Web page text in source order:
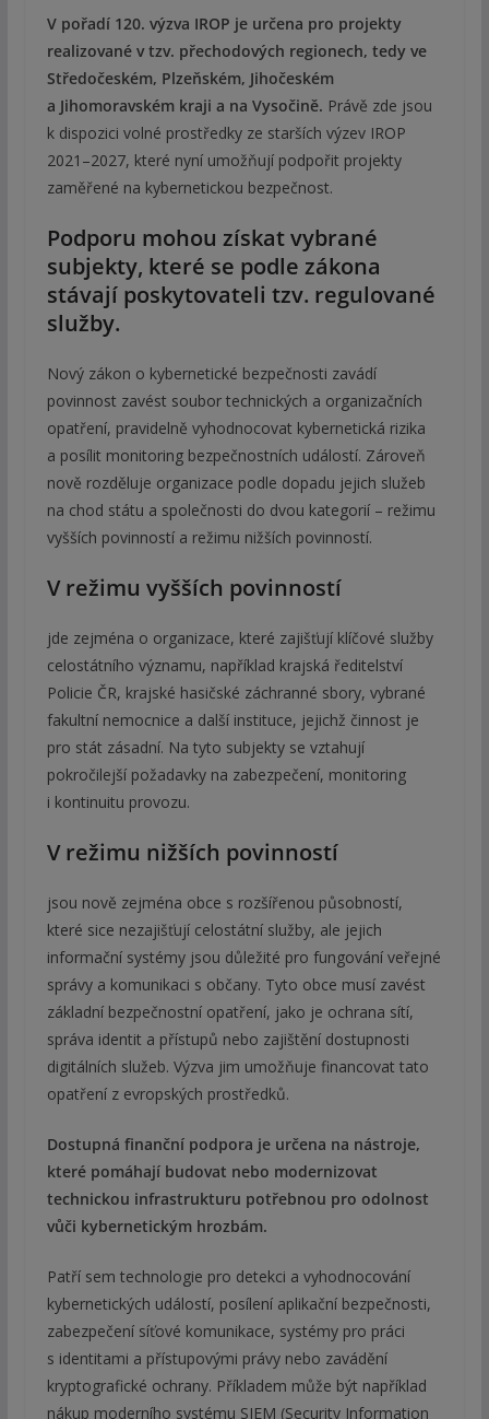
V pořadí 120. výzva IROP je určena pro projekty
realizované v tzv. přechodových regionech, tedy ve
Středočeském, Plzeňském, Jihočeském
a Jihomoravském kraji a na Vysočině. Právě zde jsou
k dispozici volné prostředky ze starších výzev IROP
2021–2027, které nyní umožňují podpořit projekty
zaměřené na kybernetickou bezpečnost.
Podporu mohou získat vybrané
subjekty, které se podle zákona
stávají poskytovateli tzv. regulované
služby.
Nový zákon o kybernetické bezpečnosti zavádí
povinnost zavést soubor technických a organizačních
opatření, pravidelně vyhodnocovat kybernetická rizika
a posílit monitoring bezpečnostních událostí. Zároveň
nově rozděluje organizace podle dopadu jejich služeb
na chod státu a společnosti do dvou kategorií – režimu
vyšších povinností a režimu nižších povinností.
V režimu vyšších povinností
jde zejména o organizace, které zajišťují klíčové služby
celostátního významu, například krajská ředitelství
Policie ČR, krajské hasičské záchranné sbory, vybrané
fakultní nemocnice a další instituce, jejichž činnost je
pro stát zásadní. Na tyto subjekty se vztahují
pokročilejší požadavky na zabezpečení, monitoring
i kontinuitu provozu.
V režimu nižších povinností
jsou nově zejména obce s rozšířenou působností,
které sice nezajišťují celostátní služby, ale jejich
informační systémy jsou důležité pro fungování veřejné
správy a komunikaci s občany. Tyto obce musí zavést
základní bezpečnostní opatření, jako je ochrana sítí,
správa identit a přístupů nebo zajištění dostupnosti
digitálních služeb. Výzva jim umožňuje financovat tato
opatření z evropských prostředků.
Dostupná finanční podpora je určena na nástroje,
které pomáhají budovat nebo modernizovat
technickou infrastrukturu potřebnou pro odolnost
vůči kybernetickým hrozbám.
Patří sem technologie pro detekci a vyhodnocování
kybernetických událostí, posílení aplikační bezpečnosti,
zabezpečení síťové komunikace, systémy pro práci
s identitami a přístupovými právy nebo zavádění
kryptografické ochrany. Příkladem může být například
nákup moderního systému SIEM (Security Information